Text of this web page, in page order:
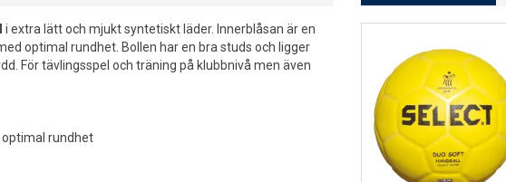
i extra lätt och mjukt syntetiskt läder. Innerblåsan är en
optimal rundhet. Bollen har en bra studs och ligger
För tävlingsspel och träning på klubbnivå men även
optimal rundhet